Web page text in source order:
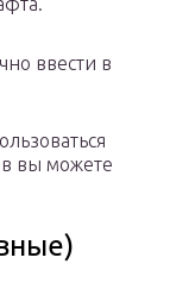
ввести в
вы можете